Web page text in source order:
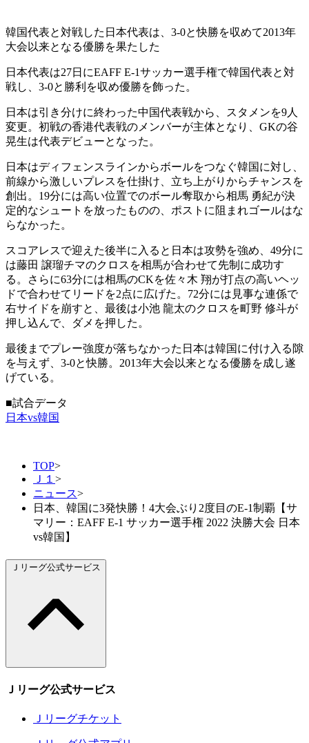
韓国代表と対戦した日本代表は、3-0と快勝を収めて2013年
大会以来となる優勝を果たした
日本代表は27日にEAFF E-1サッカー選手権で韓国代表と対
戦し、3-0と勝利を収め優勝を飾った。
日本は引き分けに終わった中国代表戦から、スタメンを9人
変更。初戦の香港代表戦のメンバーが主体となり、GKの谷
晃生は代表デビューとなった。
日本はディフェンスラインからボールをつなぐ韓国に対し、
前線から激しいプレスを仕掛け、立ち上がりからチャンスを
創出。19分には高い位置でのボール奪取から相馬 勇紀が決
定的なシュートを放ったものの、ポストに阻まれゴールはな
らなかった。
スコアレスで迎えた後半に入ると日本は攻勢を強め、49分に
は藤田 譲瑠チマのクロスを相馬が合わせて先制に成功す
る。さらに63分には相馬のCKを佐々木 翔が打点の高いヘッ
ドで合わせてリードを2点に広げた。72分には見事な連係で
右サイドを崩すと、最後は小池 龍太のクロスを町野 修斗が
押し込んで、ダメを押した。
最後までプレー強度が落ちなかった日本は韓国に付け入る隙
を与えず、3-0と快勝。2013年大会以来となる優勝を成し遂
げている。
■試合データ
日本vs韓国
TOP>
Ｊ１ >
ニュース>
日本、韓国に3発快勝！4大会ぶり2度目のE-1制覇【サ
マリー：EAFF E-1 サッカー選手権 2022 決勝大会 日本
vs韓国】
Ｊリーグ公式サービス
Ｊリーグ公式サービス
Ｊリーグチケット